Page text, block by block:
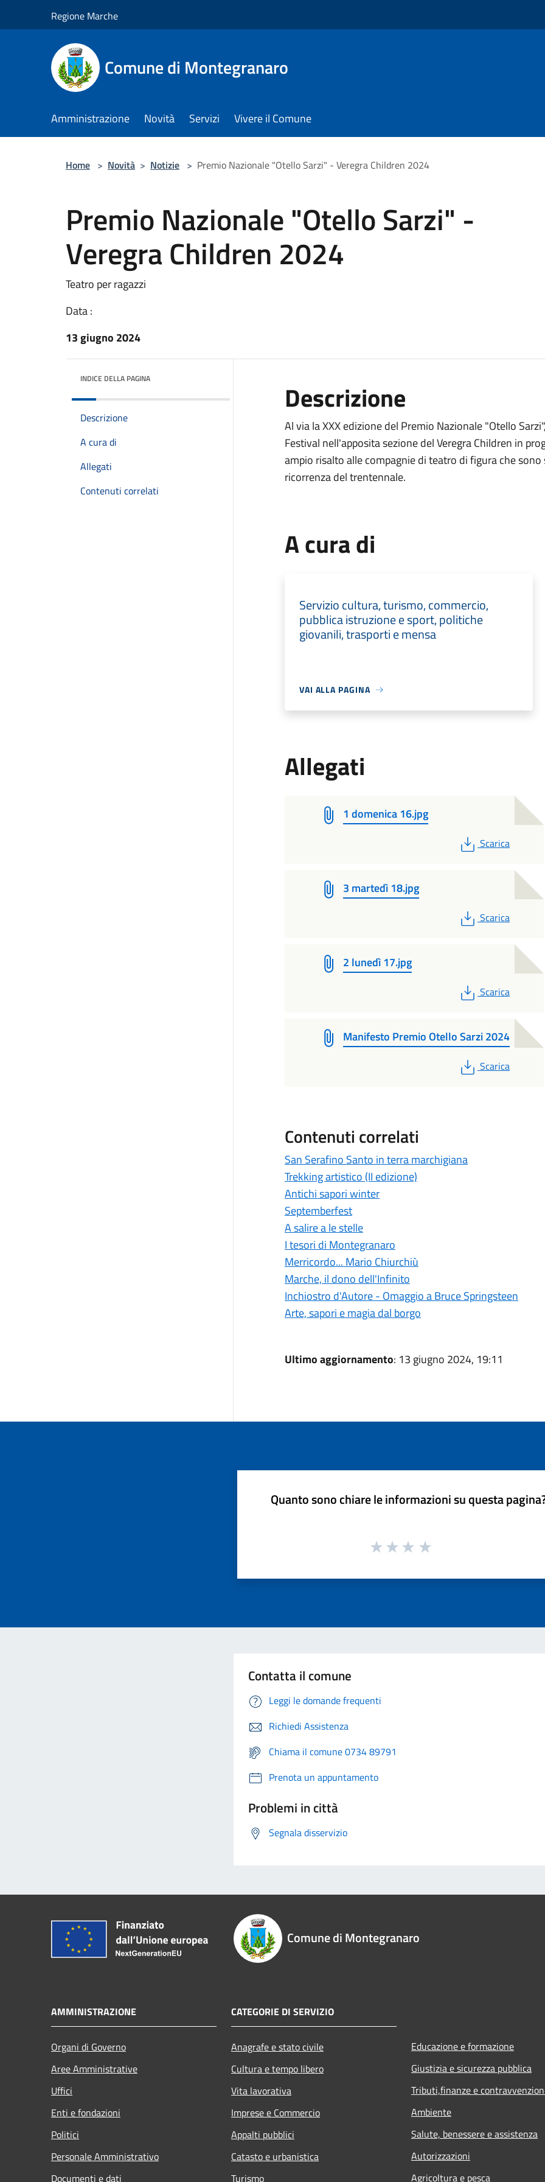
Regione Marche
Comune di Montegranaro
Amministrazione Novità Servizi Vivere il Comune
Home > Novità > Notizie > Premio Nazionale "Otello Sarzi" - Veregra Children 2024
Premio Nazionale "Otello Sarzi" -
Veregra Children 2024
Teatro per ragazzi
Data :
13 giugno 2024
INDICE DELLA PAGINA
Descrizione
A cura di
Allegati
Contenuti correlati
Descrizione
Al via la XXX edizione del Premio Nazionale "Otello
Festival nell'apposita sezione del Veregra Children in
ampio risalto alle compagnie di teatro di figura che
ricorrenza del trentennale.
A cura di
Servizio cultura, turismo, commercio,
pubblica istruzione e sport, politiche
giovanili, trasporti e mensa
VAI ALLA PAGINA
Allegati
1 domenica 16.jpg
PDF
Scarica
3 martedì 18.jpg
PDF
Scarica
2 lunedì 17.jpg
PDF
Scarica
Manifesto Premio Otello Sarzi 2024
PDF
Scarica
Contenuti correlati
San Serafino Santo in terra marchigiana
Trekking artistico (II edizione)
Antichi sapori winter
Septemberfest
A salire a le stelle
I tesori di Montegranaro
Merricordo... Mario Chiurchiù
Marche, il dono dell'Infinito
Inchiostro d'Autore - Omaggio a Bruce Springsteen
Arte, sapori e magia dal borgo
Ultimo aggiornamento: 13 giugno 2024, 19:11
Quanto sono chiare le informazioni su questa
Contatta il comune
Leggi le domande frequenti
Richiedi Assistenza
Chiama il comune 0734 89791
Prenota un appuntamento
Problemi in città
Segnala disservizio
Comune di Montegranaro
AMMINISTRAZIONE
Organi di Governo
Aree Amministrative
Uffici
Enti e fondazioni
Politici
Personale Amministrativo
Documenti e dati
CATEGORIE DI SERVIZIO
Anagrafe e stato civile
Cultura e tempo libero
Vita lavorativa
Imprese e Commercio
Appalti pubblici
Catasto e urbanistica
Turismo
Educazione e formazione
Giustizia e sicurezza pubblica
Tributi,finanze e
Ambiente
Salute, benessere e assistenza
Autorizzazioni
Agricoltura e pesca